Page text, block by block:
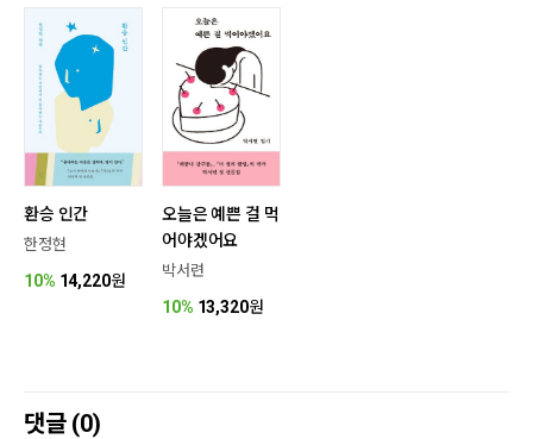
환승 인간
한정현
10% 14,220원
오늘은 예쁜 걸 먹
어야겠어요
박서련
10% 13,320원
댓글 (0)